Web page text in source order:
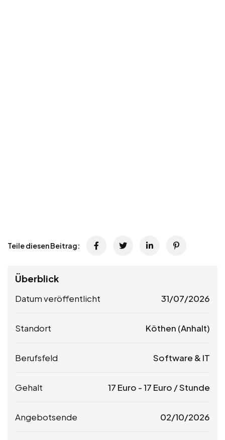
Teile diesen Beitrag:
Überblick
Datum veröffentlicht 31/07/2026
Standort Köthen (Anhalt)
Berufsfeld Software & IT
Gehalt 17 Euro -17 Euro / Stunde
Angebotsende 02/10/2026